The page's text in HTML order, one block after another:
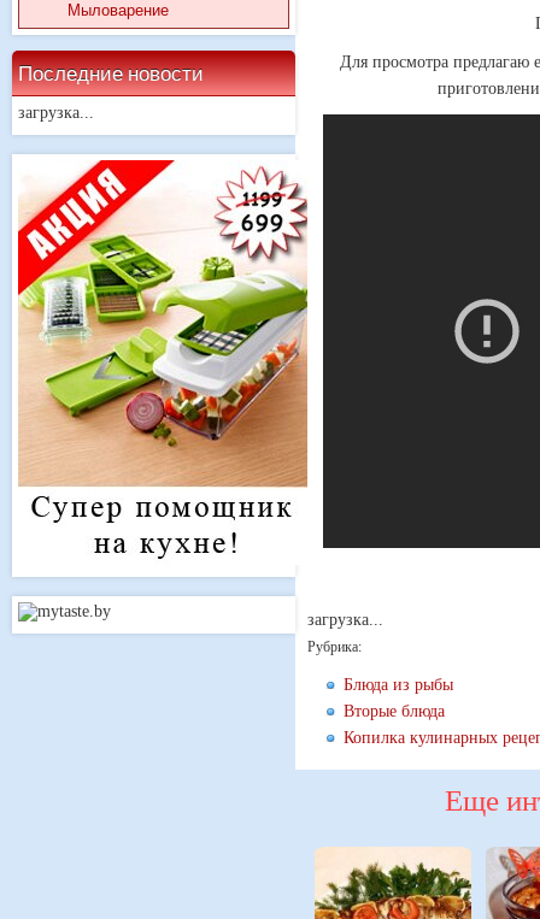
Мыловарение
Последние новости
загрузка...
Для просмотра предлагаю
загрузка...
Рубрика:
Блюда из рыбы
Вторые блюда
Копилка кулинарных
Еще